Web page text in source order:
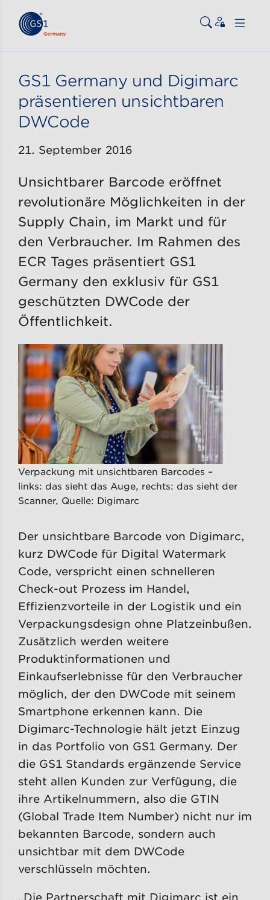
Zum Inhalt gehen
GS1 Germany und Digimarc
präsentieren unsichtbaren
DWCode
21. September 2016
Unsichtbarer Barcode eröffnet
revolutionäre Möglichkeiten in der
Supply Chain, im Markt und für
den Verbraucher. Im Rahmen des
ECR Tages präsentiert GS1
Germany den exklusiv für GS1
geschützten DWCode der
Öffentlichkeit.
Verpackung mit unsichtbaren Barcodes –
links: das sieht das Auge, rechts: das sieht der
Scanner, Quelle: Digimarc
Der unsichtbare Barcode von Digimarc,
kurz DWCode für Digital Watermark
Code, verspricht einen schnelleren
Check-out Prozess im Handel,
Effizienzvorteile in der Logistik und ein
Verpackungsdesign ohne Platzeinbußen.
Zusätzlich werden weitere
Produktinformationen und
Einkaufserlebnisse für den Verbraucher
möglich, der den DWCode mit seinem
Smartphone erkennen kann. Die
Digimarc-Technologie hält jetzt Einzug
in das Portfolio von GS1 Germany. Der
die GS1 Standards ergänzende Service
steht allen Kunden zur Verfügung, die
ihre Artikelnummern, also die GTIN
(Global Trade Item Number) nicht nur im
bekannten Barcode, sondern auch
unsichtbar mit dem DWCode
verschlüsseln möchten.
„Die Partnerschaft mit Digimarc ist ein